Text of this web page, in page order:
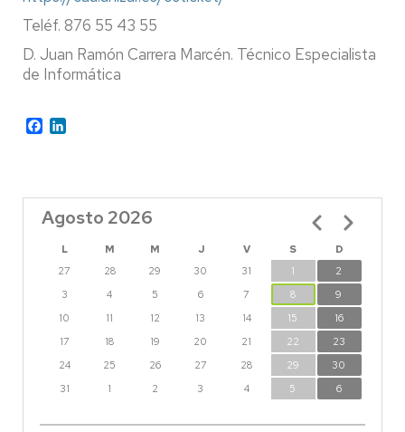
Teléf. 876 55 43 55
D. Juan Ramón Carrera Marcén. Técnico Especialista
de Informática
Facebook
Agosto 2026
L M M J V S
D
27
28 29 30 31 1
2
3
4 5 6 7 8
9
10
11 12 13 14 15
16
17
18 19 20 21 22
23
24
25 26 27 28 29
30
31
1 2 3 4 5 6
Paginación